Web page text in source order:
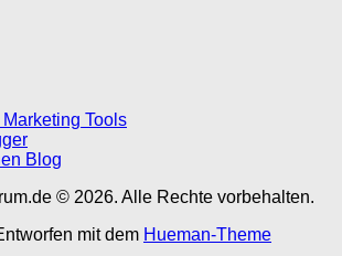
Tools
Blog
© 2026. Alle Rechte vorbehalten.
mit dem Hueman-Theme